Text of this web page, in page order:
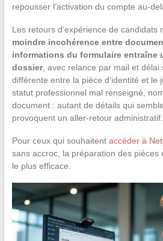
repousser l’activation du compte au-
Les retours d’expérience de candidats
moindre incohérence entre
informations du formulaire entraîne
dossier, avec relance par mail et délai
différente entre la pièce d’identité et le
statut professionnel mal renseigné,
document : autant de détails qui
provoquent un aller-retour administratif.
Pour ceux qui souhaitent accéder à
sans accroc, la préparation des pièces
le plus efficace.